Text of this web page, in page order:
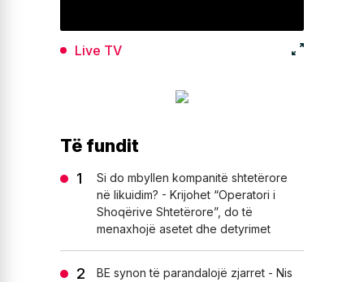
Live TV
Të fundit
Si do mbyllen kompanitë shtetërore
në likuidim? - Krijohet “Operatori i
Shoqërive Shtetërore”, do të
menaxhojë asetet dhe detyrimet
BE synon të parandalojë zjarret - Nis